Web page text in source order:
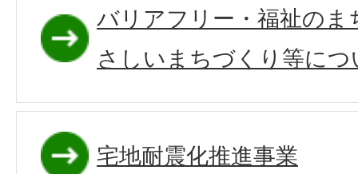
バリアフリー・福祉の
さしいまちづくり等につ
宅地耐震化推進事業